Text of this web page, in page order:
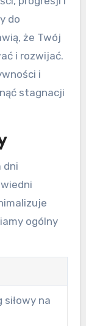
do
że Twój
i rozwijać.
i
stagnacji
dni
ogólny
siłowy na